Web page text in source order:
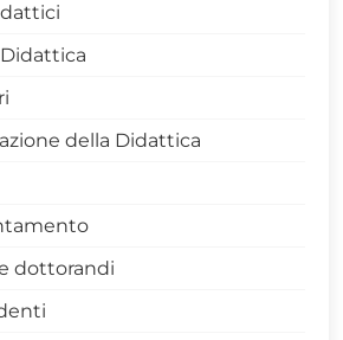
Tecnologie Agrarie - 0422
Tecnologie Alimentari - 0424
e Ambientali - 0427
- 0425
- 0421
percepita
della Didattica
dottorandi